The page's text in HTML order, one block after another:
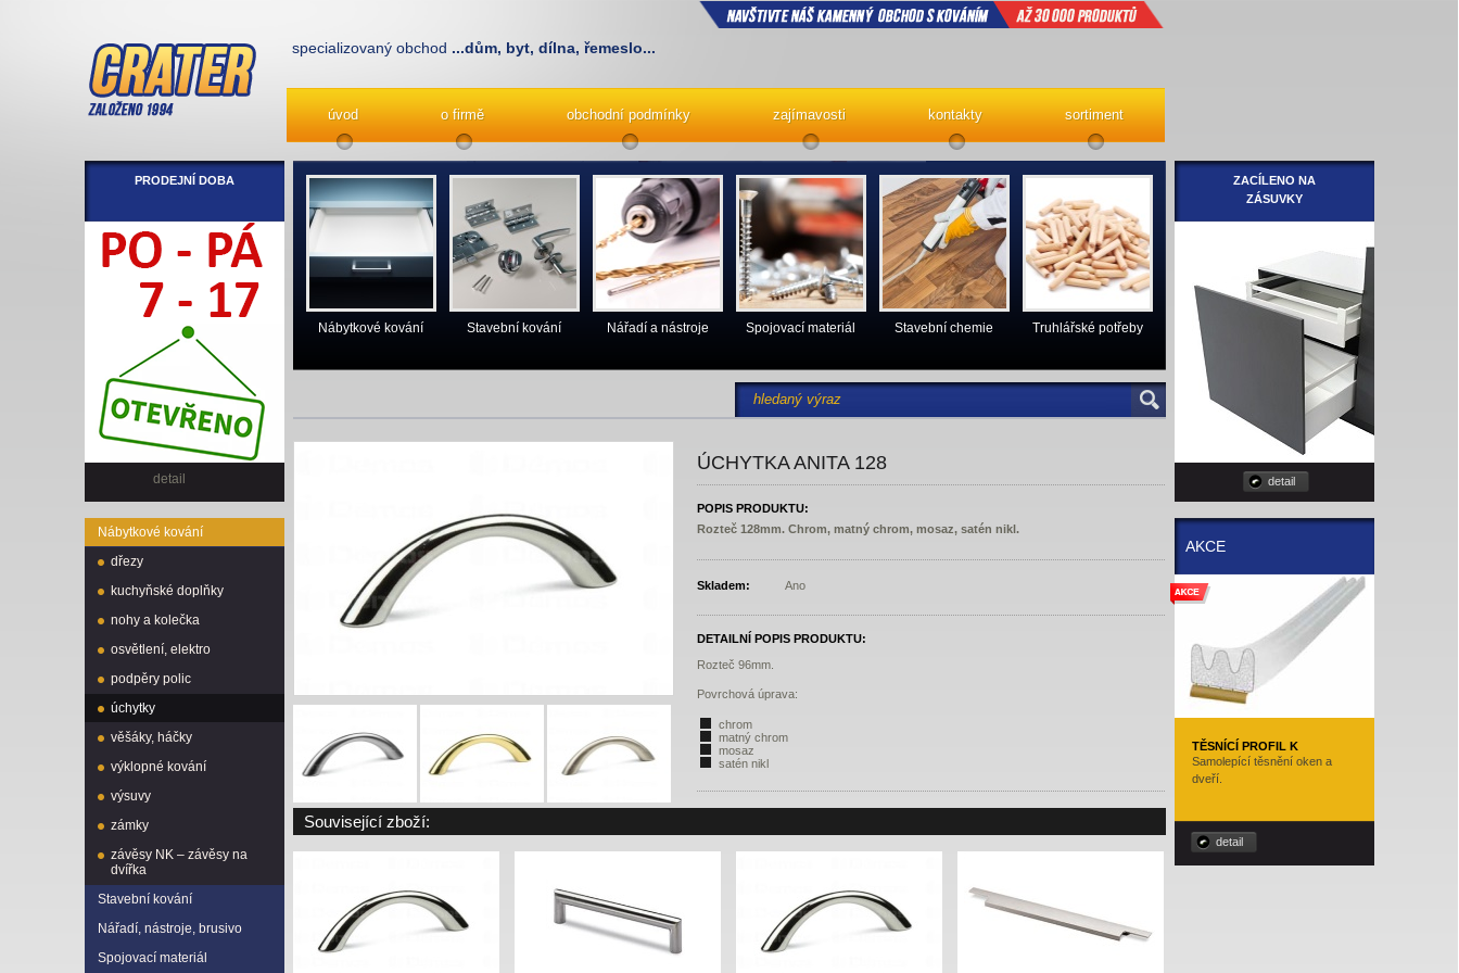
úvod o firmě obchodní podmínky zajímavosti kontakty sortiment
specializovaný obchod ...dům, byt, dílna, řemeslo...
PRODEJNÍ DOBA
detail
Nábytkové kování
dřezy
kuchyňské doplňky
nohy a kolečka
osvětlení, elektro
podpěry polic
úchytky
věšáky, háčky
výklopné kování
výsuvy
zámky
závěsy NK – závěsy na
dvířka
Stavební kování
Nářadí, nástroje, brusivo
Spojovací materiál
Nábytkové kování Stavební kování Nářadí a nástroje Spojovací materiál Stavební chemie Truhlářské potřeby
ÚCHYTKA ANITA 128
POPIS PRODUKTU:
Rozteč 128mm. Chrom, matný chrom, mosaz, satén nikl.
Skladem: Ano
DETAILNÍ POPIS PRODUKTU:
Rozteč 96mm.
Povrchová úprava:
chrom
matný chrom
mosaz
satén nikl
Související zboží:
ZACÍLENO NA
ZÁSUVKY
detail
AKCE
TĚSNÍCÍ PROFIL K
Samolepící těsnění oken a
dveří.
detail